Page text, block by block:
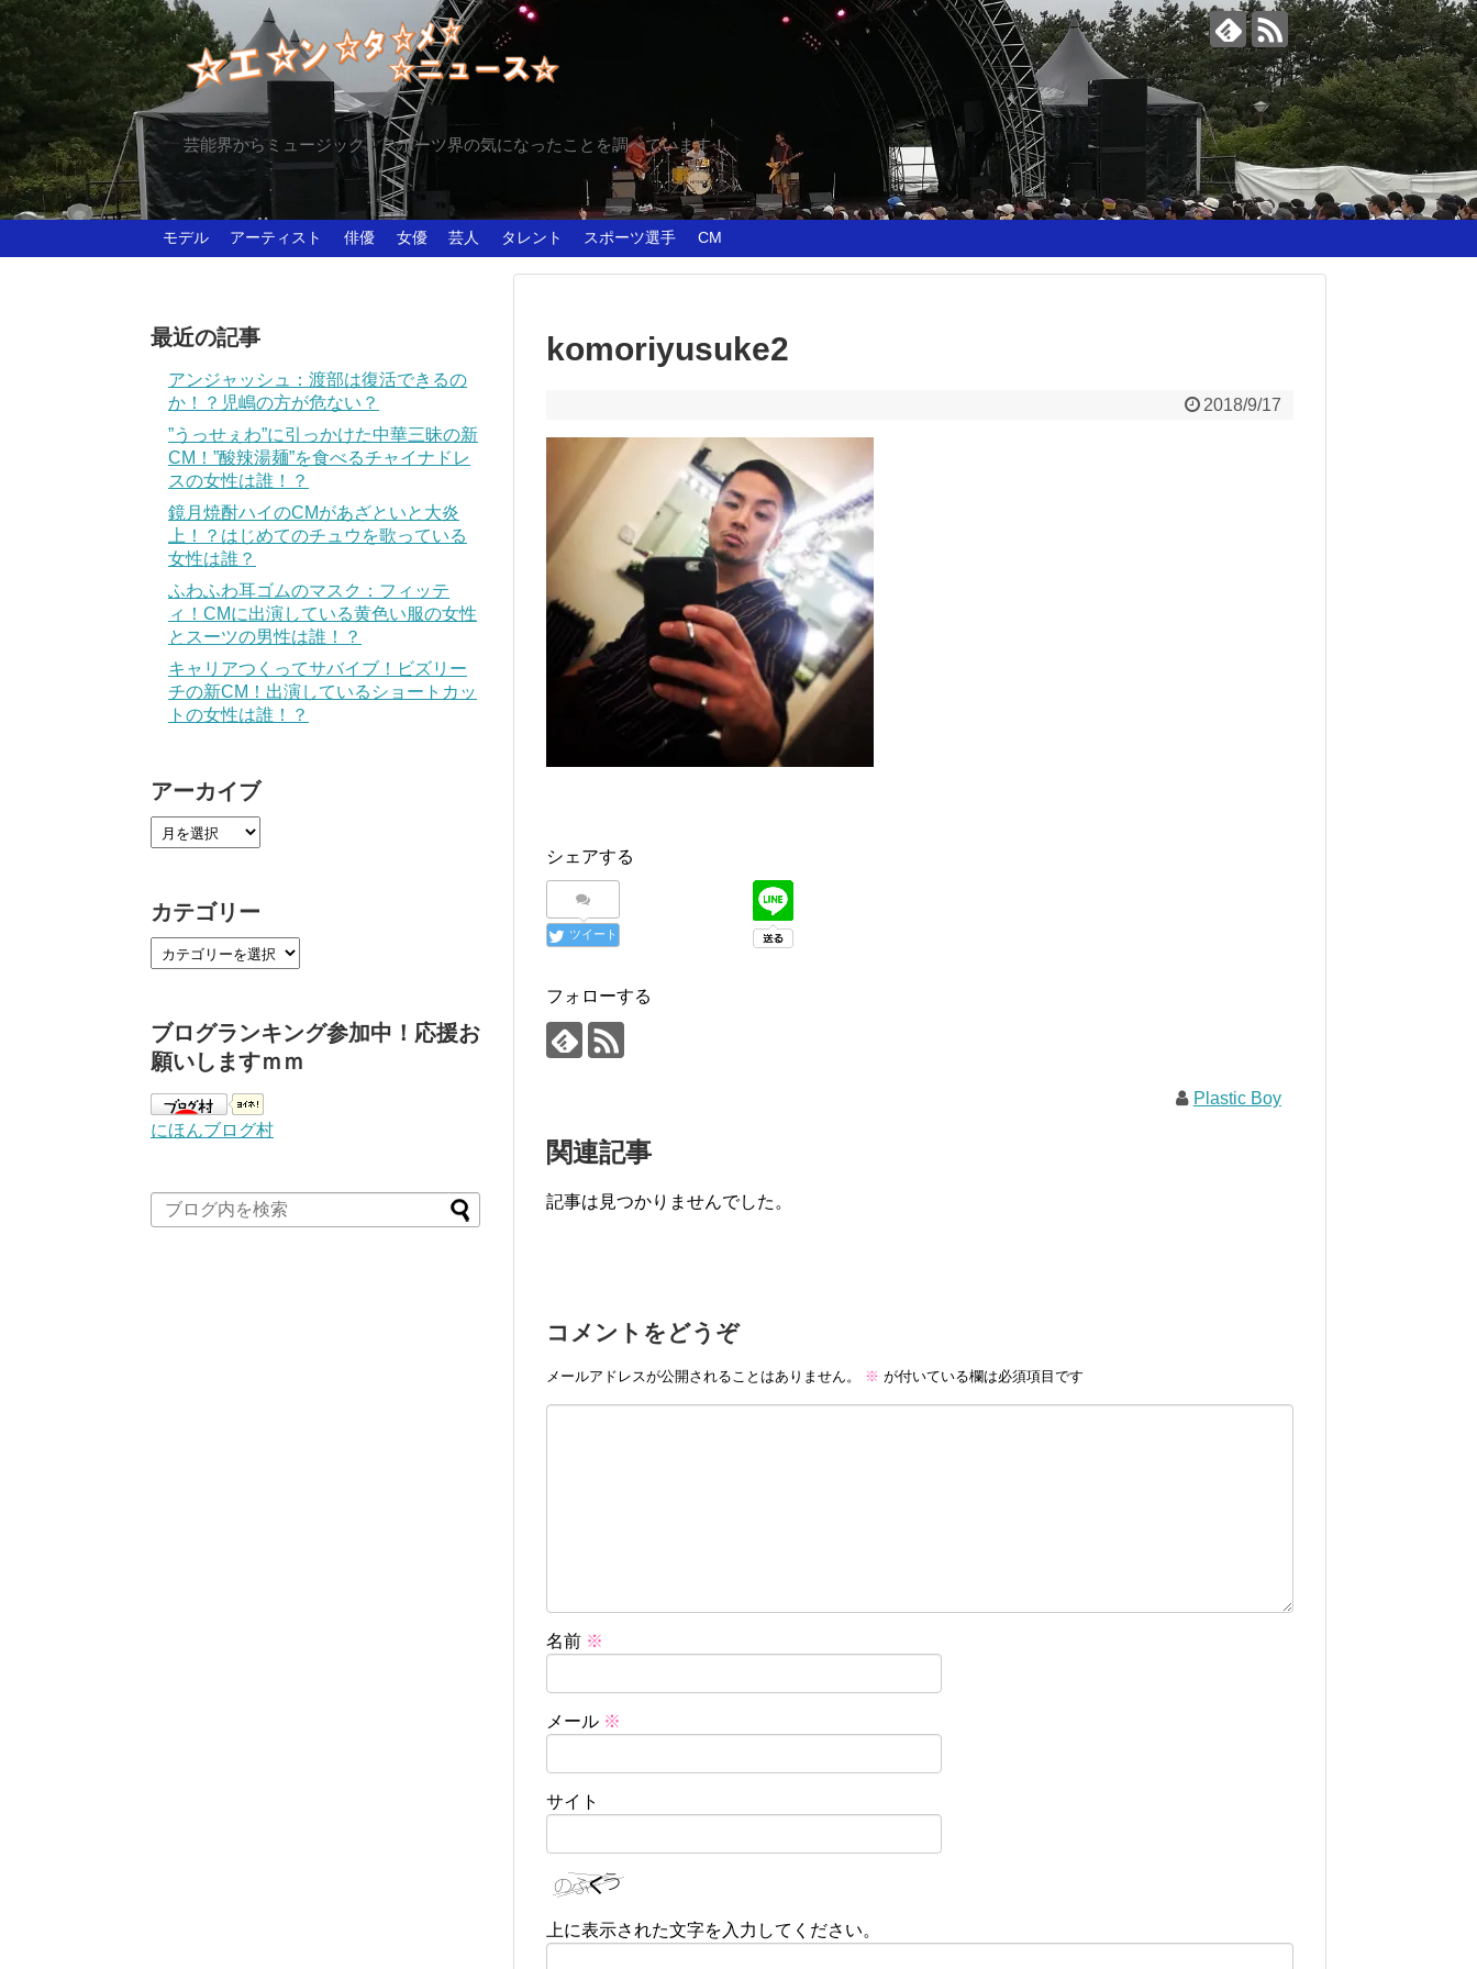
芸能界からミュージック、スポーツ界の気になったことを調べています！
モデル アーティスト 俳優 女優 芸人 タレント スポーツ選手 CM
komoriyusuke2
2018/9/17
シェアする
ツイート
フォローする
Plastic Boy
関連記事
記事は見つかりませんでした。
コメントをどうぞ
メールアドレスが公開されることはありません。 ※ が付いている欄は必須項目です
名前 ※
メール ※
サイト
上に表示された文字を入力してください。
最近の記事
アンジャッシュ：渡部は復活できるの
か！？児嶋の方が危ない？
”うっせぇわ”に引っかけた中華三昧の新
CM！”酸辣湯麺”を食べるチャイナドレ
スの女性は誰！？
鏡月焼酎ハイのCMがあざといと大炎
上！？はじめてのチュウを歌っている
女性は誰？
ふわふわ耳ゴムのマスク：フィッテ
ィ！CMに出演している黄色い服の女性
とスーツの男性は誰！？
キャリアつくってサバイブ！ビズリー
チの新CM！出演しているショートカッ
トの女性は誰！？
アーカイブ
カテゴリー
ブログランキング参加中！応援お
願いしますｍｍ
にほんブログ村